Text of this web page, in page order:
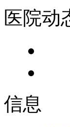
医院动
信息